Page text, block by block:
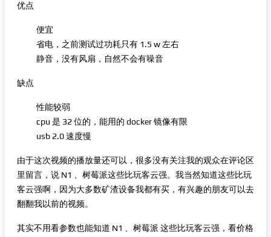
优点
便宜
省电，之前测试过功耗只有 1.5 w 左右
静音，没有风扇，自然不会有噪音
缺点
性能较弱
cpu 是 32 位的，能用的 docker 镜像有限
usb 2.0 速度慢
由于这次视频的播放量还可以，很多没有关注我的观众在评论区
里留言，说 N1 、树莓派这些比玩客云强。我当然知道这些比玩
客云强啊，因为大多数矿渣设备我都有买，有兴趣的朋友可以去
翻翻我以前的视频。
其实不用看参数也能知道 N1 、树莓派 这些比玩客云强，看价格